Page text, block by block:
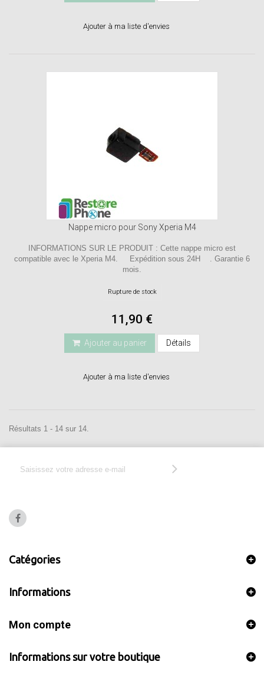
Ajouter à ma liste d'envies
Nappe micro pour Sony Xperia M4
INFORMATIONS SUR LE PRODUIT : Cette nappe micro est
compatible avec le Xperia M4. Expédition sous 24H . Garantie 6
mois.
Rupture de stock
11,90 €
Ajouter au panier Détails
Ajouter à ma liste d'envies
Résultats 1 - 14 sur 14.
Catégories
Informations
Mon compte
Informations sur votre boutique